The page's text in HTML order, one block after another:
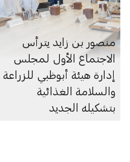
منصور بن زايد يترأس
الاجتماع الأول لمجلس
إدارة هيئة أبوظبي للزراعة
والسلامة الغذائية
بتشكيله الجديد